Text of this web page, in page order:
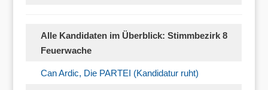
Alle Kandidaten im Überblick: Stimmbezirk 8
Feuerwache
Can Ardic, Die PARTEI (Kandidatur ruht)